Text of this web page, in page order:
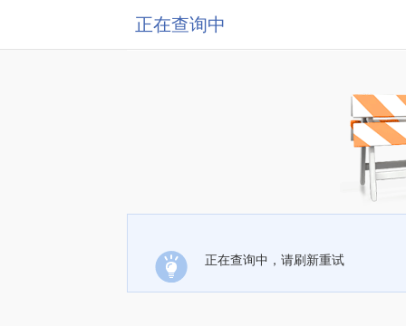
正在查询中
正在查询中，请刷新重试